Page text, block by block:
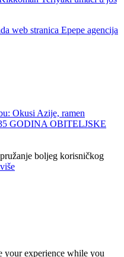
web stranica Epepe agencija
Okusi Azije, ramen
GODINA OBITELJSKE
boljeg korisničkog
your experience while you